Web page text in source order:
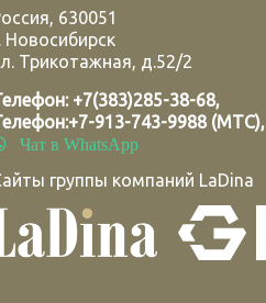
, 630051
Новосибирск
Трикотажная, д.52/2
+7(383)285-38-68,
+7-913-743-9988 (МТС),
Чат в WhatsApp
группы компаний LaDina